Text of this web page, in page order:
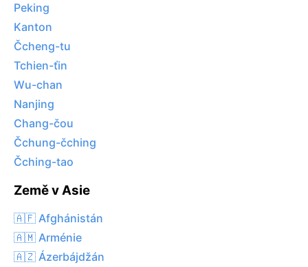
Peking
Kanton
Čcheng-tu
Tchien-ťin
Wu-chan
Nanjing
Chang-čou
Čchung-čching
Čching-tao
Země v Asie
🇦🇫 Afghánistán
🇦🇲 Arménie
🇦🇿 Ázerbájdžán